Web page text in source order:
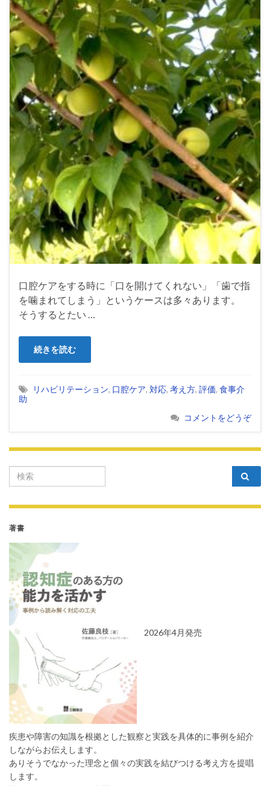
口腔ケアをする時に「口を開けてくれない」「歯で指
を噛まれてしまう」というケースは多々あります。
そうするとたい …
続きを読む
リハビリテーション, 口腔ケア, 対応, 考え方, 評価, 食事介
助
コメントをどうぞ
Search for:
著書
2026年4月発売
疾患や障害の知識を根拠とした観察と実践を具体的に事例を紹介
しながらお伝えします。
ありそうでなかった理念と個々の実践を結びつける考え方を提唱
します。